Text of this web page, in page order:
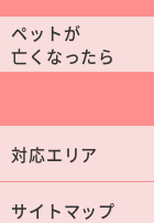
弥富市
新城市
阿久比町
美浜町
南知多町
ペットが
亡くなったら
対応エリア
サイトマップ